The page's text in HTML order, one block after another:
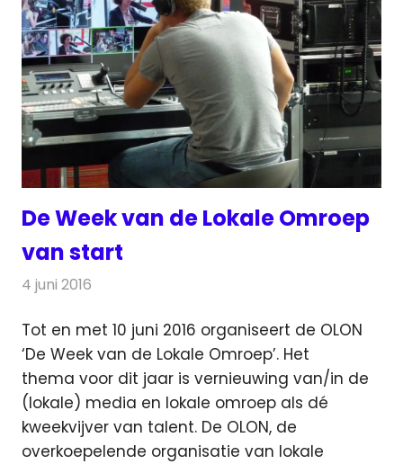
De Week van de Lokale Omroep
van start
4 juni 2016
Tot en met 10 juni 2016 organiseert de OLON
‘De Week van de Lokale Omroep’. Het
thema voor dit jaar is vernieuwing van/in de
(lokale) media en lokale omroep als dé
kweekvijver van talent. De OLON, de
overkoepelende organisatie van lokale